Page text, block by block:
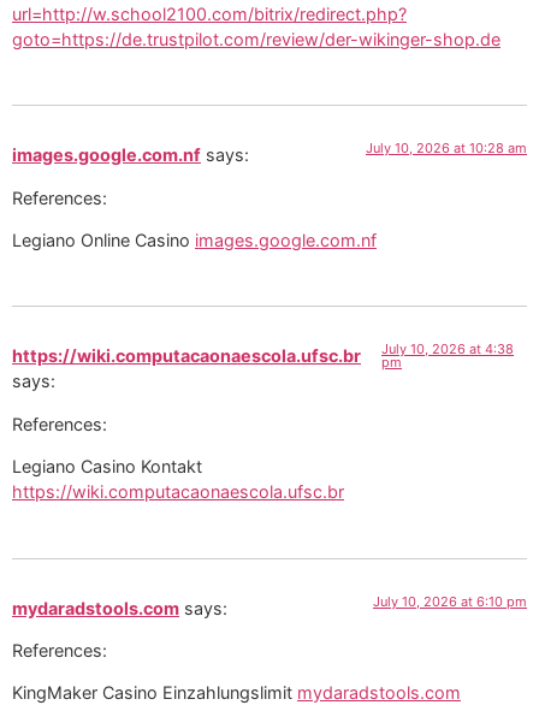
url=http://w.school2100.com/bitrix/redirect.php?
goto=https://de.trustpilot.com/review/der-wikinger-shop.de
images.google.com.nf says: July 10, 2026 at 10:28 am
References:
Legiano Online Casino images.google.com.nf
https://wiki.computacaonaescola.ufsc.br
says:
July 10, 2026 at 4:38
pm
References:
Legiano Casino Kontakt
https://wiki.computacaonaescola.ufsc.br
mydaradstools.com says: July 10, 2026 at 6:10 pm
References:
KingMaker Casino Einzahlungslimit mydaradstools.com